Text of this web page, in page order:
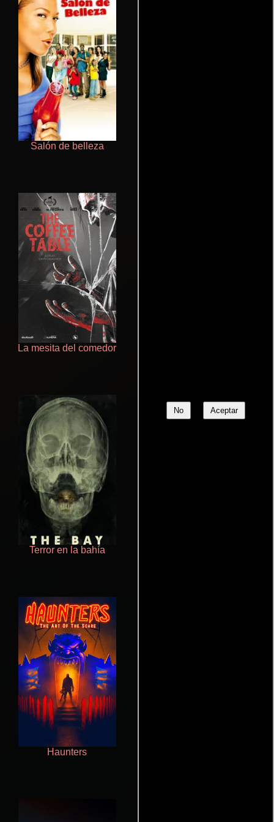
No Aceptar
Salón de belleza
La mesita del comedor
Terror en la bahía
Haunters